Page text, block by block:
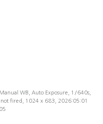
WB, Auto Exposure, 1/640s,
fired, 1024 x 683, 2026:05:01